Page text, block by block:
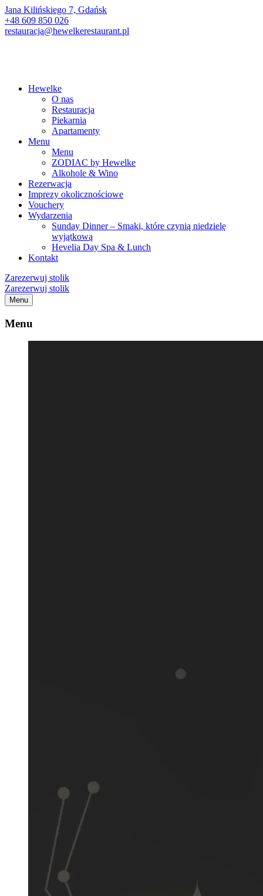
Jana Kilińskiego 7, Gdańsk
+48 609 850 026
restauracja@hewelkerestaurant.pl
Hewelke
O nas
Restauracja
Piekarnia
Apartamenty
Menu
Menu
ZODIAC by Hewelke
Alkohole & Wino
Rezerwacja
Imprezy okolicznościowe
Vouchery
Wydarzenia
Sunday Dinner – Smaki, które czynią niedzielę
wyjątkową
Hevelia Day Spa & Lunch
Kontakt
Zarezerwuj stolik
Zarezerwuj stolik
Menu
Menu